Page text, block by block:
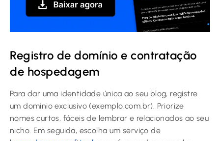
Registro de domínio e contratação
de hospedagem
Para dar uma identidade única ao seu blog, registre
um domínio exclusivo (exemplo.com.br). Priorize
nomes curtos, fáceis de lembrar e relacionados ao seu
nicho. Em seguida, escolha um serviço de